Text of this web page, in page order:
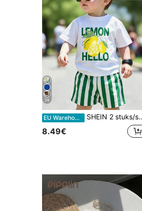
26
EU Warehouse SHEIN 2 stuks/set Comfortabele katoenen baby- en peuters casual mode vakantie citroenprint ronde hals korte mouwen katoenen T-shirt en bijpassende grote streepjesprint shorts casual set jongen baby peuter zomer set Koreaanse stijl, terug naar school seizoen comfortabel gemakkelijk te dragen jongen T-shirt shorts lente sfeer en zomervakantie sfeer
8.49€